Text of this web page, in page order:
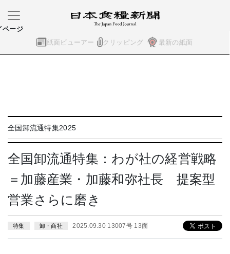
紙面ビューアー クリッピング 最新の紙面
ページ
全国卸流通特集2025
全国卸流通特集：わが社の経営戦略
＝加藤産業・加藤和弥社長 提案型
営業さらに磨き
特集 卸・商社 2025.09.30 13007号 13面